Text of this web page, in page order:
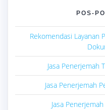
POS-
Rekomendasi Layanan
Jasa Penerjemah
Jasa Penerjemah
Jasa